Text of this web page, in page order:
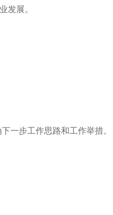
发展。
一步工作思路和工作举措。